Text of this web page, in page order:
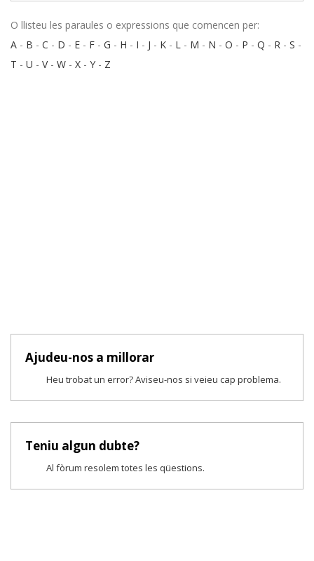
O llisteu les paraules o expressions que comencen per:
A - B - C - D - E - F - G - H - I - J - K - L - M - N - O - P - Q - R - S -
T - U - V- W - X - Y - Z
Ajudeu-nos a millorar
Heu trobat un error? Aviseu-nos si veieu cap problema.
Teniu algun dubte?
Al fòrum resolem totes les qüestions.